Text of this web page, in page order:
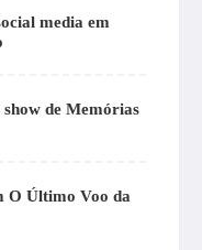
media em
de Memórias
O Último Voo da